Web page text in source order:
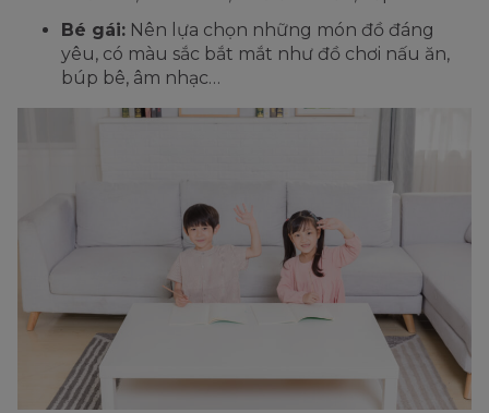
Bé gái: Nên lựa chọn những món đồ đáng
yêu, có màu sắc bắt mắt như đồ chơi nấu ăn,
búp bê, âm nhạc…